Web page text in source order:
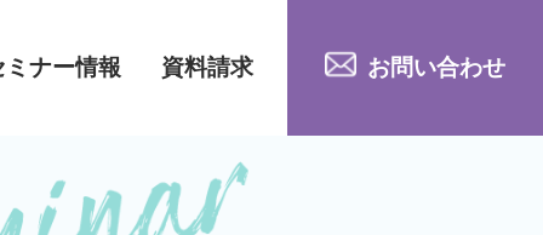
ミナー情報 資料請求 お問い合わせ